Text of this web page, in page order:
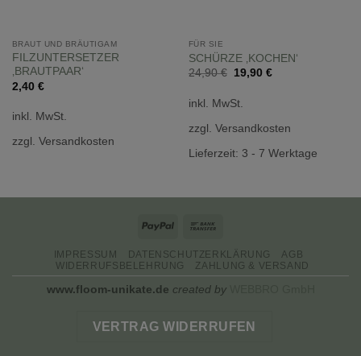
BRAUT UND BRÄUTIGAM
FILZUNTERSETZER
‚BRAUTPAAR‘
2,40 €
inkl. MwSt.
zzgl. Versandkosten
FÜR SIE
SCHÜRZE ‚KOCHEN‘
24,90€
Ursprünglicher
24,90 €
19,90 €Aktueller
inkl. MwSt.
zzgl. Versandkosten
Lieferzeit: 3 - 7 Werktage
PayPal
IMPRESSUM DATENSCHUTZERKLÄRUNG
AGB
WIDERRUFSBELEHRUNG
ZAHLUNG & VERSAND
www.floom-unikate.de created by
VERTRAG WIDERRUFEN